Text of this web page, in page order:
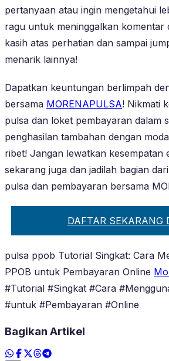
pertanyaan atau ingin mengetahui
ragu untuk meninggalkan komentar
kasih atas perhatian dan sampai
menarik lainnya!
Dapatkan keuntungan berlimpah
bersama MORENAPULSA! Nikmati
pulsa dan loket pembayaran dalam
penghasilan tambahan dengan
ribet! Jangan lewatkan kesempatan
sekarang juga dan jadilah bagian
pulsa dan pembayaran bersama
DAFTAR SEKARANG
pulsa ppob Tutorial Singkat: Cara
PPOB untuk Pembayaran Online
#Tutorial #Singkat #Cara
#untuk #Pembayaran #Online
Bagikan Artikel